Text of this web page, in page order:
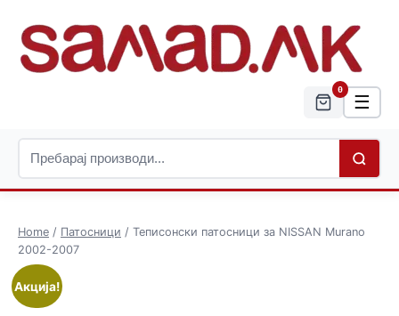
0
☰
Home / Патосници / Теписонски патосници за NISSAN Murano
2002-2007
Акција!